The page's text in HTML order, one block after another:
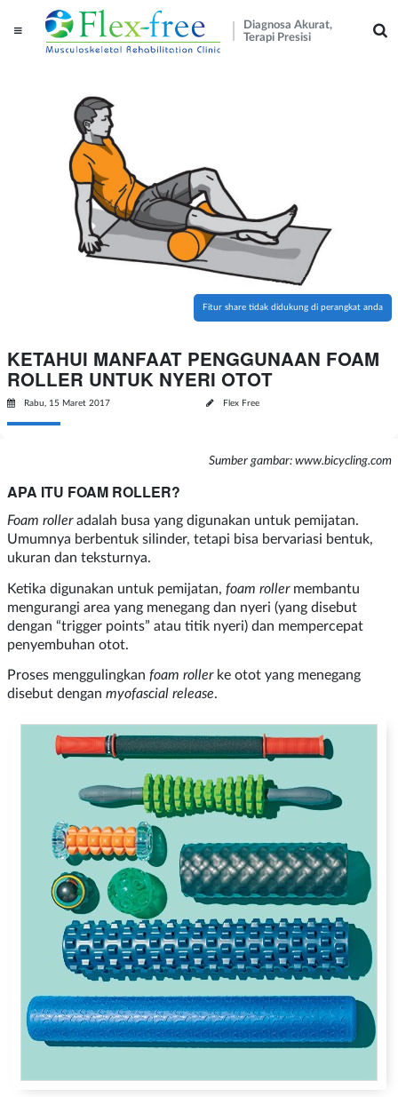
Diagnosa Akurat,
Terapi Presisi
Fitur share tidak didukung di perangkat anda
KETAHUI MANFAAT PENGGUNAAN FOAM
ROLLER UNTUK NYERI OTOT
Rabu, 15 Maret 2017 Flex Free
Sumber gambar: www.bicycling.com
APA ITU FOAM ROLLER?
Foam rolleradalah busa yang digunakan untuk pemijatan.
Umumnya berbentuk silinder, tetapi bisa bervariasi bentuk,
ukuran dan teksturnya.
Ketika digunakan untuk pemijatan, foam roller membantu
mengurangi area yang menegang dan nyeri (yang disebut
dengan “trigger points” atau titik nyeri) dan mempercepat
penyembuhan otot.
Proses menggulingkan foam rollerke otot yang menegang
disebut dengan myofascial release.